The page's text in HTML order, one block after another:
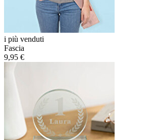
i più venduti
Fascia
9,95 €